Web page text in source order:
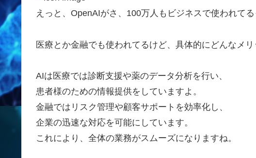
えっと、OpenAIがさ、100万人もビジネスで使われて
医療とか金融でも使われてるけど、具体的にどんなメ
AIは医療では診断支援や薬のデータ分析を行い、
患者様のための情報提供をしていますよ。
金融ではリスク管理や顧客サポートを効率化し、
企業の迅速な対応を可能にしています。
これにより、全体の業務がスムーズになりますね。